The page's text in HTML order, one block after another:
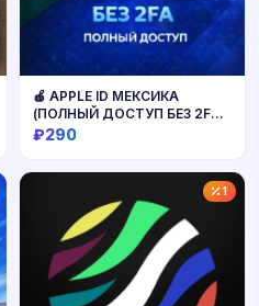
🍎 APPLE ID МЕКСИКА
(ПОЛНЫЙ ДОСТУП БЕЗ 2FA)
НАВСЕГДА ВАШ iPhone ios
₽290
1